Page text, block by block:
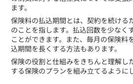
ます。
保険料の払込期間とは、契約を続ける
のことを指します。払込回数を少なく
ことができます。また、毎月の保険料
込期間を長くする方法もあります。
保険の役割と仕組みをきちんと理解し
する保険のプランを組み立てるように